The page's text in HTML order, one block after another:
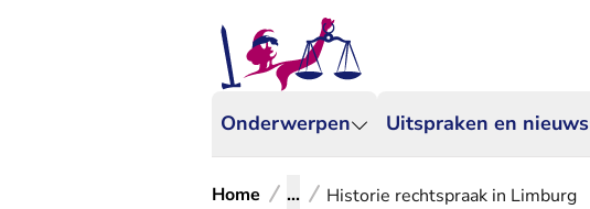
Onderwerpen Uitspraken en nieuws
Home ... Historie rechtspraak in Limburg